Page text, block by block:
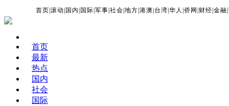
首页 |滚动 国内 国际 |军事 |社会 |地方 |港澳 台湾 |华人 |侨网 财经 |金融 |
首页
最新
热点
国内
社会
国际